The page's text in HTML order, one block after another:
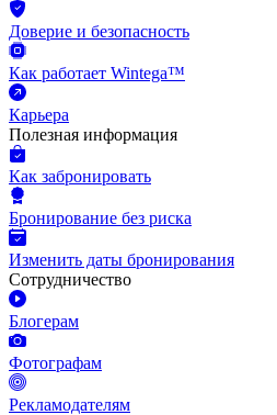
Доверие и безопасность
Как работает Wintega™
Карьера
Полезная информация
Как забронировать
Бронирование без риска
Изменить даты бронирования
Сотрудничество
Блогерам
Фотографам
Рекламодателям